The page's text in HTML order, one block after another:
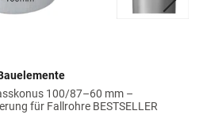
100/87–60 mm –
für Fallrohre BESTSELLER